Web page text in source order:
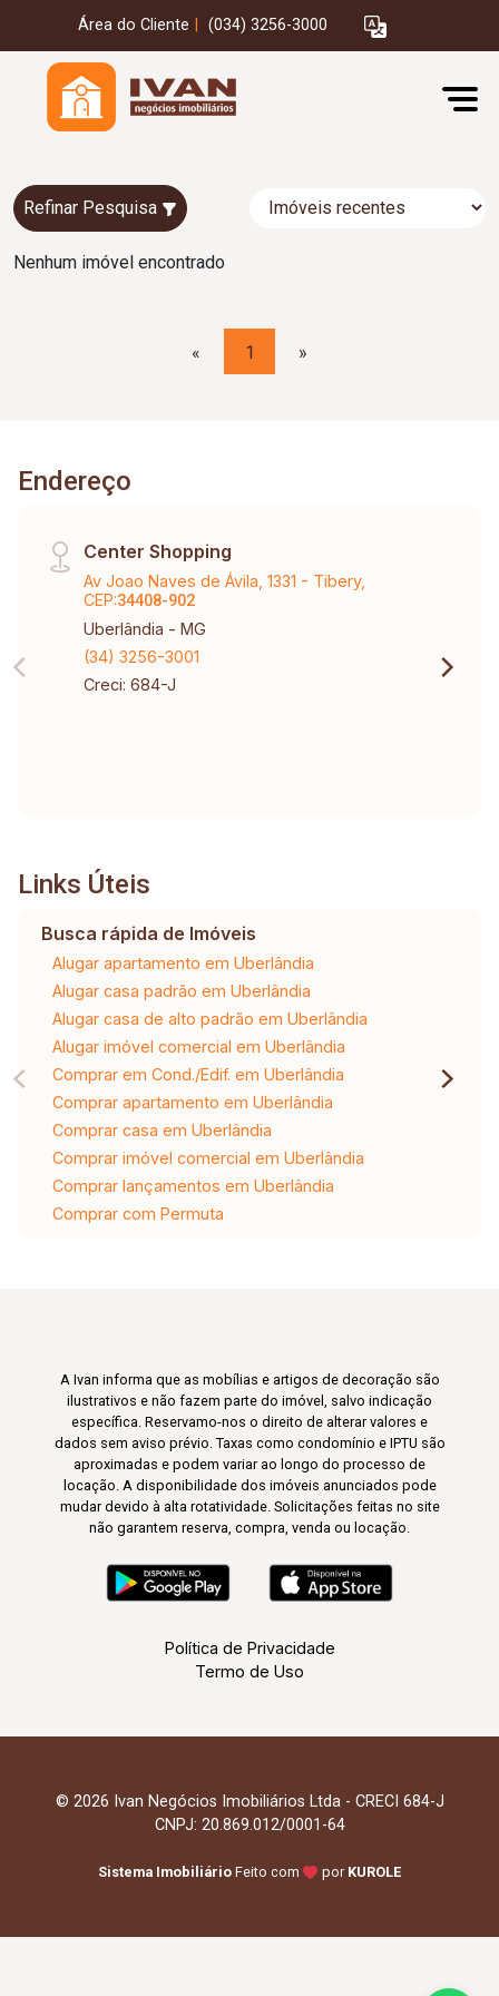
Área do Cliente (034) 3256-3000
Refinar Pesquisa
Nenhum imóvel encontrado
« 1 »
Endereço
Center Shopping
Av Joao Naves de Ávila, 1331 - Tibery,
CEP:34408-902
Uberlândia - MG
(34) 3256-3001
Creci: 684-J
Links Úteis
Busca rápida de Imóveis
Alugar apartamento em Uberlândia
Alugar casa padrão em Uberlândia
Alugar casa de alto padrão em Uberlândia
Alugar imóvel comercial em Uberlândia
Comprar em Cond./Edif. em Uberlândia
Comprar apartamento em Uberlândia
Comprar casa em Uberlândia
Comprar imóvel comercial em Uberlândia
Comprar lançamentos em Uberlândia
Comprar com Permuta
A Ivan informa que as mobílias e artigos de decoração são
ilustrativos e não fazem parte do imóvel, salvo indicação
específica. Reservamo-nos o direito de alterar valores e
dados sem aviso prévio. Taxas como condomínio e IPTU são
aproximadas e podem variar ao longo do processo de
locação. A disponibilidade dos imóveis anunciados pode
mudar devido à alta rotatividade. Solicitações feitas no site
não garantem reserva, compra, venda ou locação.
Política de Privacidade
Termo de Uso
© 2026 Ivan Negócios Imobiliários Ltda - CRECI 684-J
CNPJ: 20.869.012/0001-64
Sistema Imobiliário Feito com por KUROLE